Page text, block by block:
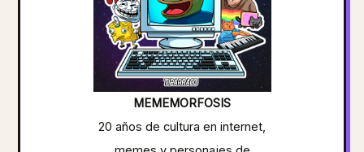
MEMEMORFOSIS
20 años de cultura en internet,